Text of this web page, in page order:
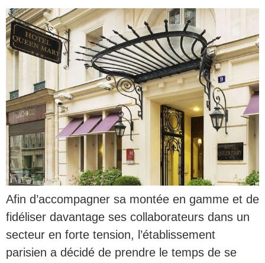
Afin d’accompagner sa montée en gamme et de
fidéliser davantage ses collaborateurs dans un
secteur en forte tension, l’établissement
parisien a décidé de prendre le temps de se